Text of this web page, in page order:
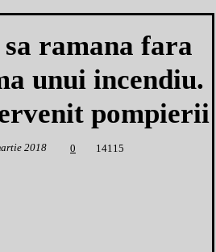
ramana fara
unui incendiu.
pompierii
2018 0 1 4115